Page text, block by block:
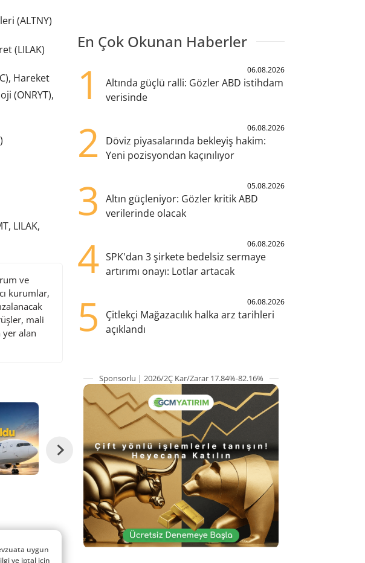
(ALTNY)
(LILAK)
Hareket
(ONRYT),
LILAK,
ve
kurumlar,
mali
alan
En Çok Okunan Haberler
1 06.08.2026
Altında güçlü ralli: Gözler ABD istihdam
verisinde
2 06.08.2026
Döviz piyasalarında bekleyiş hakim:
Yeni pozisyondan kaçınılıyor
3 05.08.2026
Altın güçleniyor: Gözler kritik ABD
verilerinde olacak
4 06.08.2026
SPK'dan 3 şirkete bedelsiz sermaye
artırımı onayı: Lotlar artacak
5 06.08.2026
Çitlekçi Mağazacılık halka arz tarihleri
açıklandı
Sponsorlu | 2026/2Ç Kar/Zarar 17.84%-82.16%
uygun
ve iptal için